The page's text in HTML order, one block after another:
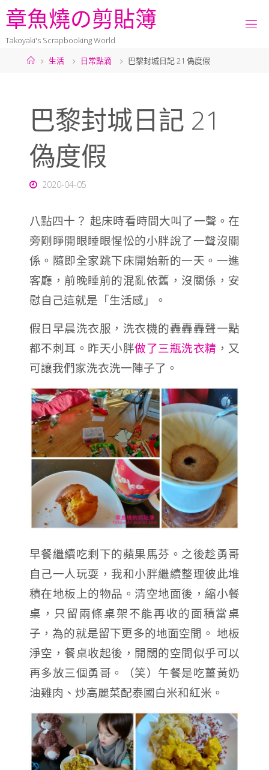
章魚燒の剪貼簿
Takoyaki's Scrapbooking World
生活
日常點滴 巴黎封城日記 21 偽度假
巴黎封城日記 21
偽度假
2020-04-05
八點四十？ 起床時看時間大叫了一聲。在
旁剛睜開眼睡眼惺忪的小胖說了一聲沒關
係。隨即全家跳下床開始新的一天。一進
客廳，前晚睡前的混亂依舊，沒關係，安
慰自己這就是「生活感」。
假日早晨洗衣服，洗衣機的轟轟轟聲一點
都不刺耳。昨天小胖做了三瓶洗衣精 ，又
可讓我們家洗衣洗一陣子了。
早餐繼續吃剩下的蘋果馬芬。之後趁勇哥
自己一人玩耍，我和小胖繼續整理彼此堆
積在地板上的物品。清空地面後，縮小餐
桌，只留兩條桌架不能再收的面積當桌
子，為的就是留下更多的地面空間。 地板
淨空，餐桌收起後，開闊的空間似乎可以
再多放三個勇哥。（笑） 午餐是吃薑黃奶
油雞肉、炒高麗菜配泰國白米和紅米。